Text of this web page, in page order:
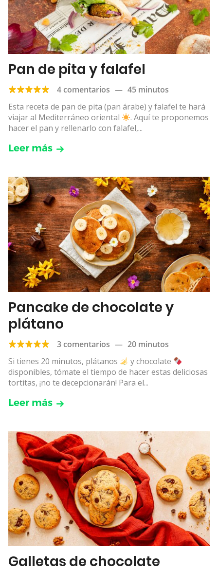
Pan de pita y falafel
4 comentarios — 45 minutos
Esta receta de pan de pita (pan árabe) y falafel te hará
viajar al Mediterráneo oriental
. Aquí te proponemos
hacer el pan y rellenarlo con falafel,...
Leer más
Pancake de chocolate y
plátano
3 comentarios — 20 minutos
Si tienes 20 minutos, plátanos
y chocolate
disponibles, tómate el tiempo de hacer estas deliciosas
tortitas, ¡no te decepcionarán! Para el...
Leer más
Galletas de chocolate